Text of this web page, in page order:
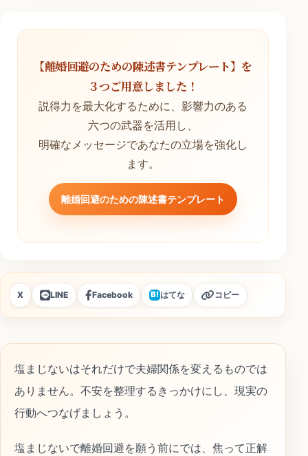
【離婚回避のための陳述書テンプレート】を
３つご用意しました！
説得力を最大化するために、影響力のある
六つの武器を活用し、
明確なメッセージであなたの立場を強化し
ます。
離婚回避のための陳述書テンプレート
X LINE Facebook B!はてな コピー
塩まじないはそれだけで夫婦関係を変えるものでは
ありません。不安を整理するきっかけにし、現実の
行動へつなげましょう。
塩まじないで離婚回避を願う前にでは、焦って正解